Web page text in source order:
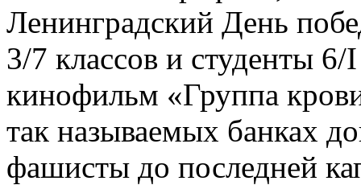
Ленинградский День
3/7 классов и студенты
кинофильм «Группа
так называемых банках
фашисты до последней